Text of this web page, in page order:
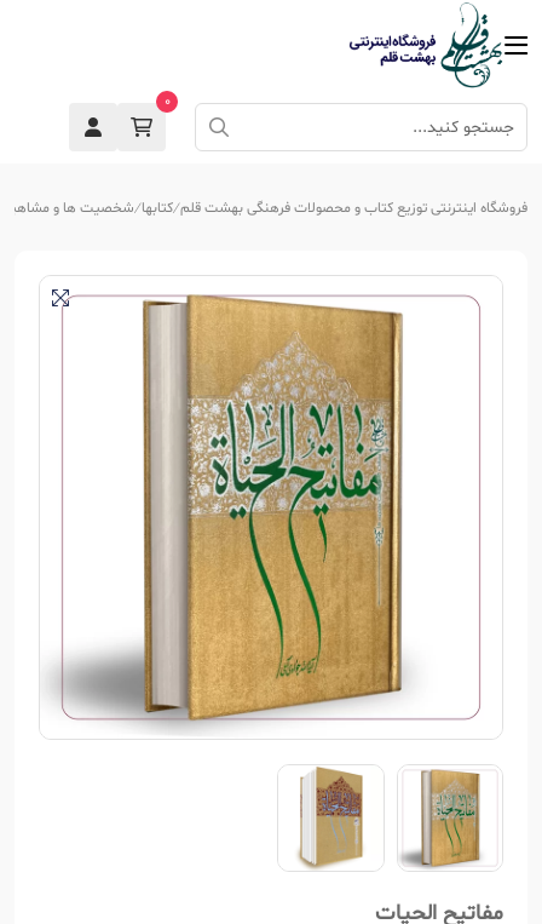
0
فروشگاه اینترنتی توزیع کتاب و محصولات فرهنگی بهشت قلم کتابها شخصیت ها و مشاهیر
مفاتیح الحیات